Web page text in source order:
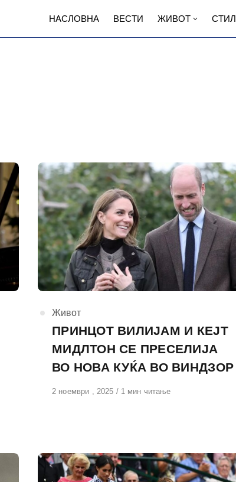
НАСЛОВНА ВЕСТИ ЖИВОТ СТИЛ
КАтегорија
Живот
ПРИНЦОТ ВИЛИЈАМ И КЕЈТ
МИДЛТОН СЕ ПРЕСЕЛИЈА
ВО НОВА КУЌА ВО ВИНДЗОР
Објавено
2 ноември , 2025 1 мин читање